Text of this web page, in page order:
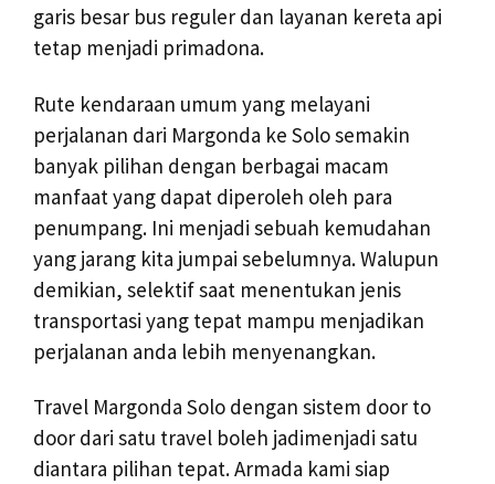
garis besar bus reguler dan layanan kereta api
tetap menjadi primadona.
Rute kendaraan umum yang melayani
perjalanan dari Margonda ke Solo semakin
banyak pilihan dengan berbagai macam
manfaat yang dapat diperoleh oleh para
penumpang. Ini menjadi sebuah kemudahan
yang jarang kita jumpai sebelumnya. Walupun
demikian, selektif saat menentukan jenis
transportasi yang tepat mampu menjadikan
perjalanan anda lebih menyenangkan.
Travel Margonda Solo dengan sistem door to
door dari satu travel boleh jadimenjadi satu
diantara pilihan tepat. Armada kami siap